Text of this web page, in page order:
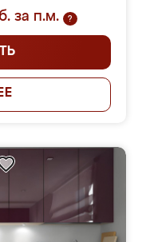
за п.м.
?